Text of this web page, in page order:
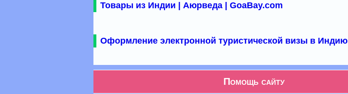
Товары из Индии | Аюрведа | GoaBay.com
Оформление электронной туристической визы в Индию
Помощь сайту